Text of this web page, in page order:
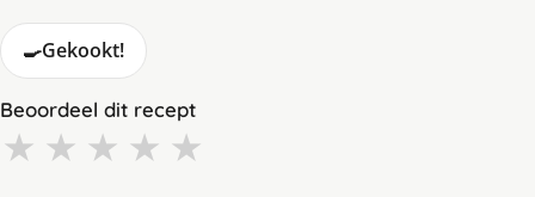
🍳Gekookt!
Beoordeel dit recept
★ ★ ★ ★ ★